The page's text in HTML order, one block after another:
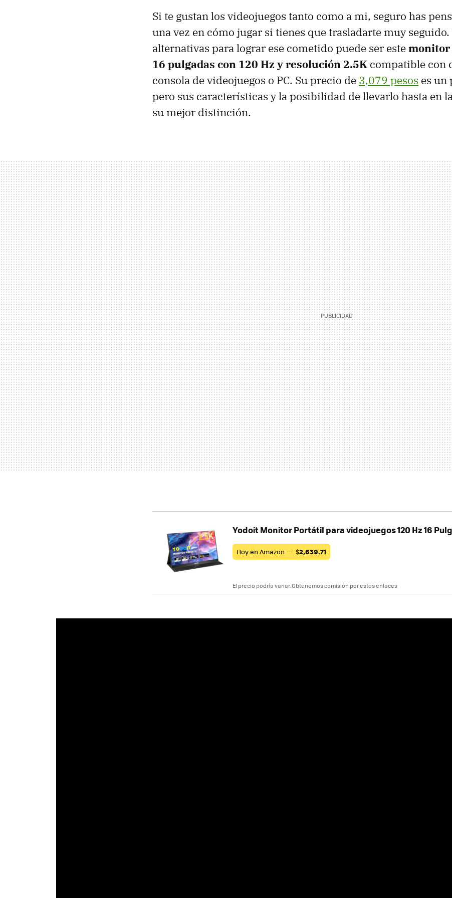
Si te gustan los videojuegos tanto como a mi, seguro has
una vez en cómo jugar si tienes que trasladarte muy seguido.
alternativas para lograr ese cometido puede ser este
16 pulgadas con 120 Hz y resolución 2.5K compatible con
consola de videojuegos o PC. Su precio de 3,079 pesos es un
pero sus características y la posibilidad de llevarlo hasta en
su mejor distinción.
Yodoit Monitor Portátil para videojuegos 120 Hz 16
Hoy en Amazon — $2,639.71
El precio podría variar. Obtenemos comisión por estos enlaces